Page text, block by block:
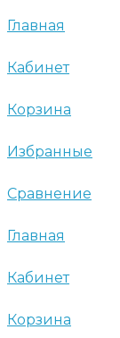
Главная
Кабинет
Корзина
Избранные
Сравнение
Главная
Кабинет
Корзина